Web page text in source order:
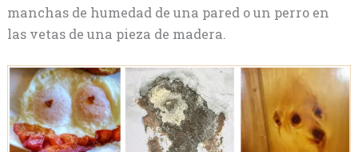
manchas de humedad de una pared o un perro en
las vetas de una pieza de madera.